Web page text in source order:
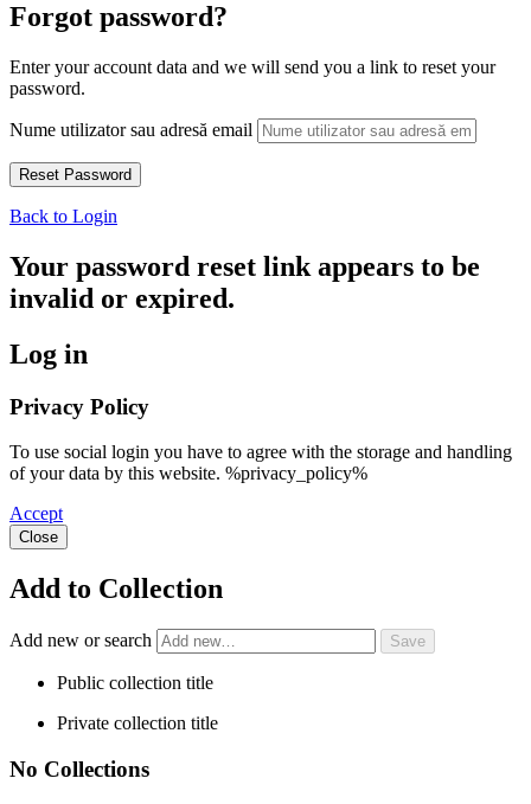
Forgot password?
Enter your account data and we will send you a link to reset your
password.
Nume utilizator sau adresă email
Back to Login
Your password reset link appears to be
invalid or expired.
Log in
Privacy Policy
To use social login you have to agree with the storage and handling
of your data by this website. %privacy_policy%
Accept
Close
Add to Collection
Add new or search
Public collection title
Private collection title
No Collections